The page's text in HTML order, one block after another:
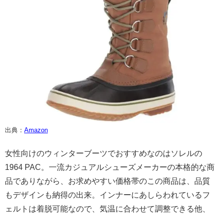
出典： Amazon
女性向けのウィンターブーツでおすすめなのはソレルの
1964 PAC。一流カジュアルシューズメーカーの本格的な商
品でありながら、お求めやすい価格帯のこの商品は、品質
もデザインも納得の出来。インナーにあしらわれているフ
ェルトは着脱可能なので、気温に合わせて調整できる他、